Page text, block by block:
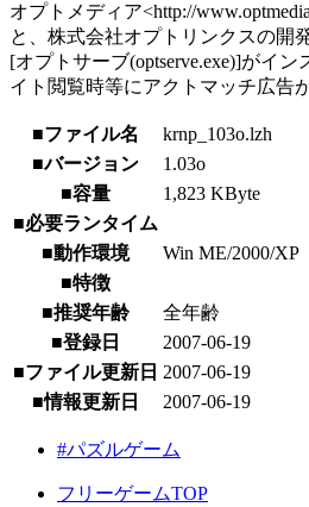
オプトメディア<http://
と、株式会社オプトリンクスの開
[オプトサーブ(optserve.exe)]がイ
イト閲覧時等にアクトマッチ広告
■ファイル名
krnp_103o.lzh
■バージョン
1.03o
■容量
1,823 KByte
■必要ランタイム
■動作環境
Win ME/2000/XP
■特徴
■推奨年齢
全年齢
■登録日
2007-06-19
■ファイル更新日 2007-06-19
■情報更新日
2007-06-19
#パズルゲーム
フリーゲームTOP